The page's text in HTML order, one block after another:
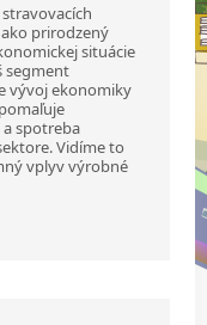
prirodzený
situácie
segment
vývoj ekonomiky
spotreba
Vidíme to
vplyv výrobné